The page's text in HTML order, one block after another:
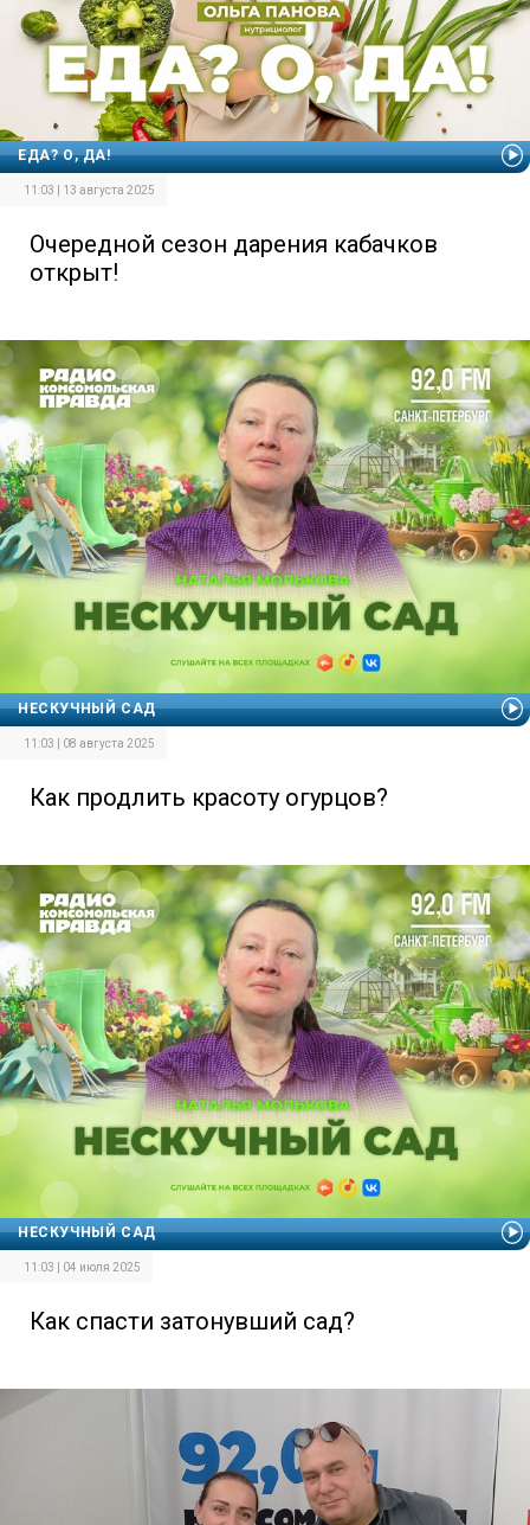
ЕДА? О, ДА!
11:03 | 13 августа 2025
Очередной сезон дарения кабачков
открыт!
НЕСКУЧНЫЙ САД
11:03 | 08 августа 2025
Как продлить красоту огурцов?
НЕСКУЧНЫЙ САД
11:03 | 04 июля 2025
Как спасти затонувший сад?